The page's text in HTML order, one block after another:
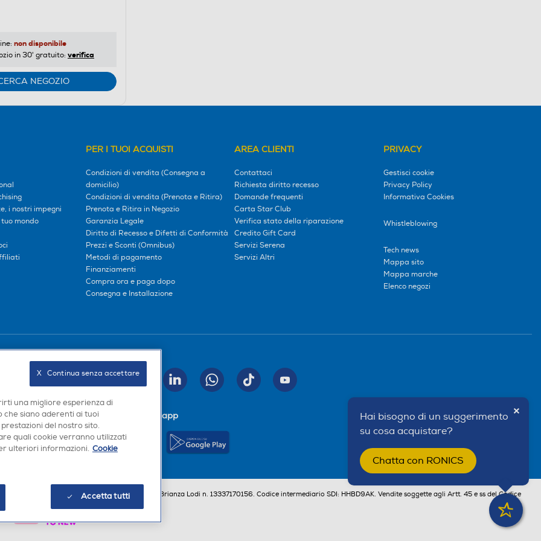
non disponibile
in 30' gratuito: verifica
NEGOZIO
×
Hai bisogno di un suggerimento
su cosa acquistare?
Chatta con RONICS
i nostri impegni
mondo
PER I TUOI ACQUISTI
Condizioni di vendita (Consegna a
domicilio)
Condizioni di vendita (Prenota e Ritira)
Prenota e Ritira in Negozio
Garanzia Legale
Diritto di Recesso e Difetti di Conformità
Prezzi e Sconti (Omnibus)
Metodi di pagamento
Finanziamenti
Compra ora e paga dopo
Consegna e Installazione
AREA CLIENTI
Contattaci
Richiesta diritto recesso
Domande frequenti
Carta Star Club
Verifica stato della riparazione
Credito Gift Card
Servizi Serena
Servizi Altri
PRIVACY
Gestisci cookie
Privacy Policy
Informativa Cookies
Whistleblowing
Tech news
Mappa sito
Mappa marche
Elenco negozi
Seguici sui social
Scarica la nostra app
Fiscale e iscrizione CCIAA Milano Monza Brianza Lodi n. 13337170156. Codice intermediario SDI: HHBD9AK. Vendite soggette agli Artt. 45 e ss del Codice
una migliore esperienza di
che siano aderenti ai tuoi
del nostro sito.
quali cookie verranno utilizzati
ulteriori informazioni. Cookie
Accetta tutti
X   Continua senza accettare